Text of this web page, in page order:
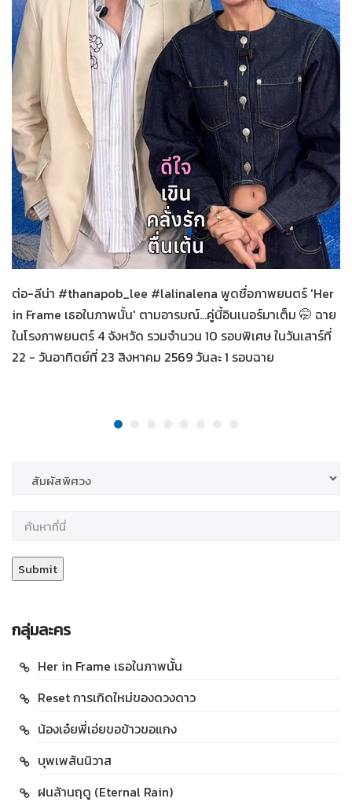
08-08-2569
Her in Frame เธอในภาพนั้น
ต่อ-ลีน่า #thanapob_lee #lalinalena พูดชื่อภาพยนตร์ 'Her
in Frame เธอในภาพนั้น' ตามอารมณ์...คู่นี้อินเนอร์มาเต็ม 🤭 ฉาย
ในโรงภาพยนตร์ 4 จังหวัด รวมจำนวน 10 รอบพิเศษ ในวันเสาร์ที่
22 - วันอาทิตย์ที่ 23 สิงหาคม 2569 วันละ 1 รอบฉาย
กลุ่มละคร
Her in Frame เธอในภาพนั้น
Reset การเกิดใหม่ของดวงดาว
น้องเอ๋ยพี่เอ่ยขอข้าวขอแกง
บุพเพสันนิวาส
ฝนล้านฤดู (Eternal Rain)